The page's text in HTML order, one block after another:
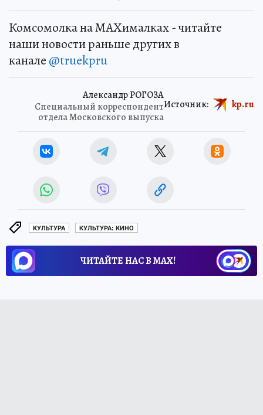
Комсомолка на MAXималках - читайте
наши новости раньше других в
канале @truekpru
Александр РОГОЗА
Специальный корреспондент
отдела Московского выпуска
Источник: kp.ru
КУЛЬТУРА КУЛЬТУРА: КИНО
ЧИТАЙТЕ НАС В МАХ!